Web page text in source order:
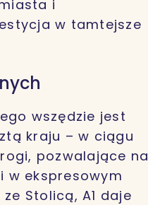
i
w tamtejsze
wszędzie jest
kraju – w ciągu
pozwalające na
w ekspresowym
Stolicą, A1 daje